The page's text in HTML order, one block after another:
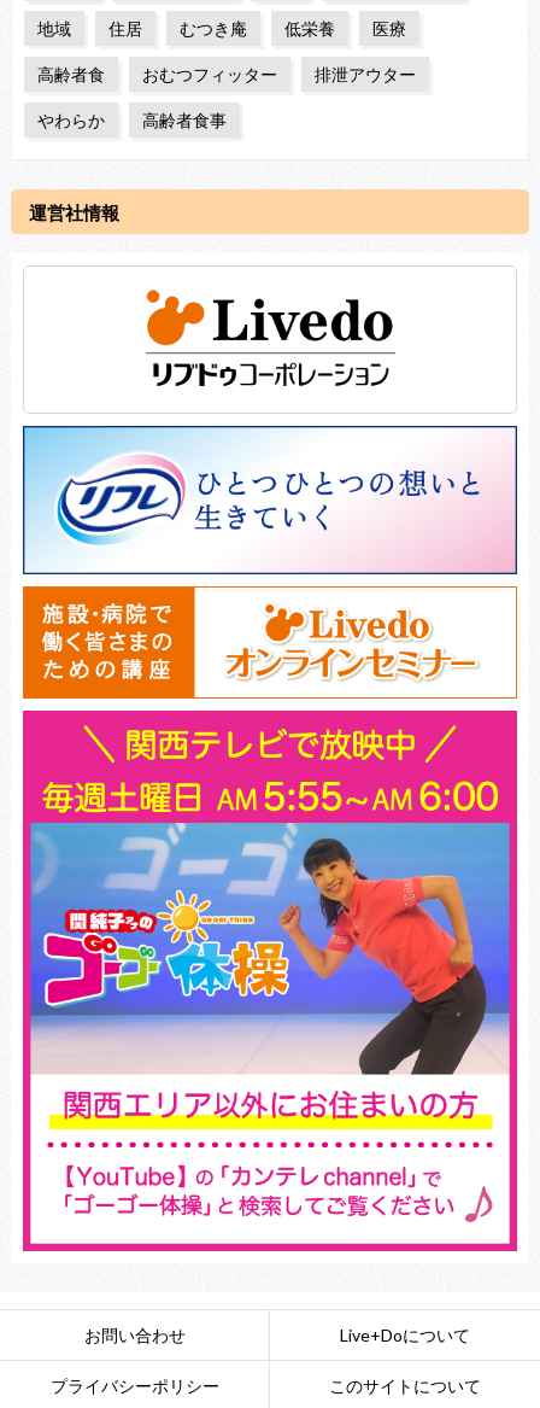
地域 住居 むつき庵 低栄養 医療
高齢者食 おむつフィッター 排泄アウター
やわらか 高齢者食事
運営社情報
お問い合わせ Live+Doについて
プライバシーポリシー このサイトについて